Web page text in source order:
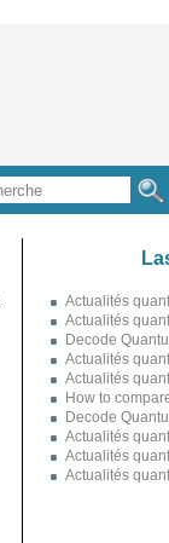
Actualités
Actualités
Decode
Actualités
Actualités
How to
Decode
Actualités
Actualités
Actualités